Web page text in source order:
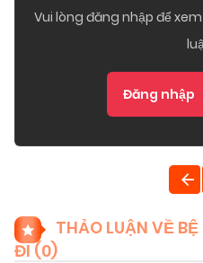
Vui lòng đăng nhập để
Đăng nhập
THẢO LUẬN VỀ
ĐI (0)